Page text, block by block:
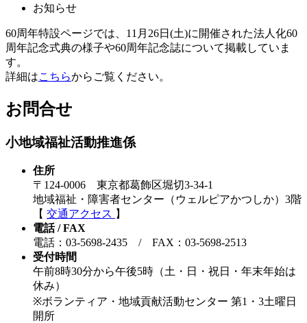
お知らせ
60周年特設ページでは、11月26日(土)に開催された法人化60
周年記念式典の様子や60周年記念誌について掲載していま
す。
詳細はこちらからご覧ください。
お問合せ
小地域福祉活動推進係
住所
〒124-0006 東京都葛飾区堀切3-34-1
地域福祉・障害者センター（ウェルピアかつしか）3階
【 交通アクセス 】
電話 / FAX
電話：03-5698-2435 / FAX：03-5698-2513
受付時間
午前8時30分から午後5時（土・日・祝日・年末年始は
休み）
※ボランティア・地域貢献活動センター 第1・3土曜日
開所